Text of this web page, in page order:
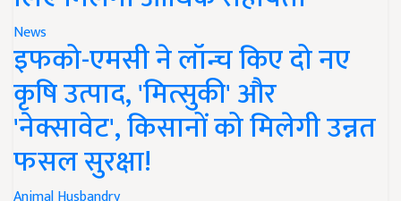
News
इफको-एमसी ने लॉन्च किए दो नए
कृषि उत्पाद, 'मित्सुकी' और
'नेक्सावेट', किसानों को मिलेगी उन्नत
फसल सुरक्षा!